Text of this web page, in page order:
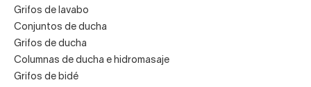
Grifos de lavabo
Conjuntos de ducha
Grifos de ducha
Columnas de ducha e hidromasaje
Grifos de bidé